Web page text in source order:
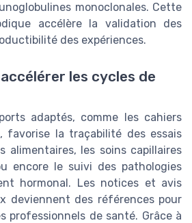
monoclonales. Cette
accélère la validation des
des expériences.
les cycles de
adaptés, comme les cahiers
favorise la traçabilité des essais
alimentaires, les soins capillaires
encore le suivi des pathologies
hormonal. Les notices et avis
deviennent des références pour
professionnels de santé. Grâce à